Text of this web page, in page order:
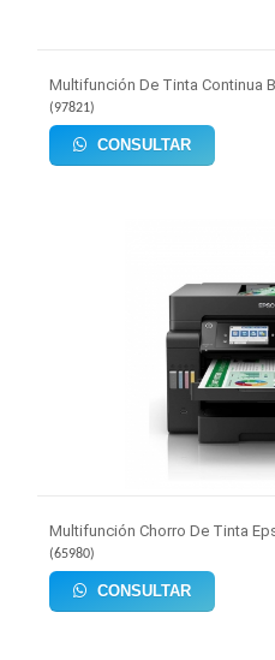
Multifunción De Tinta Continua
(97821)
CONSULTAR
Multifunción Chorro De Tinta
(65980)
CONSULTAR